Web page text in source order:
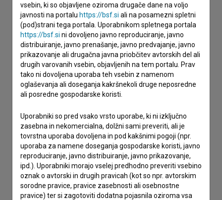
Stik z uredništvom
Spoštovani, s pomočjo spodnjega obrazca lahko stopite v
stik z uredništvom Baze slovenskih filmov. Veseli bomo vaših
odzivov.
imam vprašanje
prijavljam napako
drugo
vsebin, ki so objavljene oziroma drugače dane na voljo
javnosti na portalu https://bsf.si ali na posamezni spletni
(pod)strani tega portala. Uporabnikom spletnega portala
https://bsf.si ni dovoljeno javno reproduciranje, javno
distribuiranje, javno prenašanje, javno predvajanje, javno
prikazovanje ali drugačna javna priobčitev avtorskih del ali
drugih varovanih vsebin, objavljenih na tem portalu. Prav
tako ni dovoljena uporaba teh vsebin z namenom
oglaševanja ali doseganja kakršnekoli druge neposredne
ali posredne gospodarske koristi.
Uporabniki so pred vsako vrsto uporabe, ki ni izključno
zasebna in nekomercialna, dolžni sami preveriti, ali je
tovrstna uporaba dovoljena in pod kakšnimi pogoji (npr.
uporaba za namene doseganja gospodarske koristi, javno
reproduciranje, javno distribuiranje, javno prikazovanje,
ipd.). Uporabniki morajo vselej predhodno preveriti vsebino
oznak o avtorski in drugih pravicah (kot so npr. avtorskim
sorodne pravice, pravice zasebnosti ali osebnostne
pravice) ter si zagotoviti dodatna pojasnila oziroma vsa